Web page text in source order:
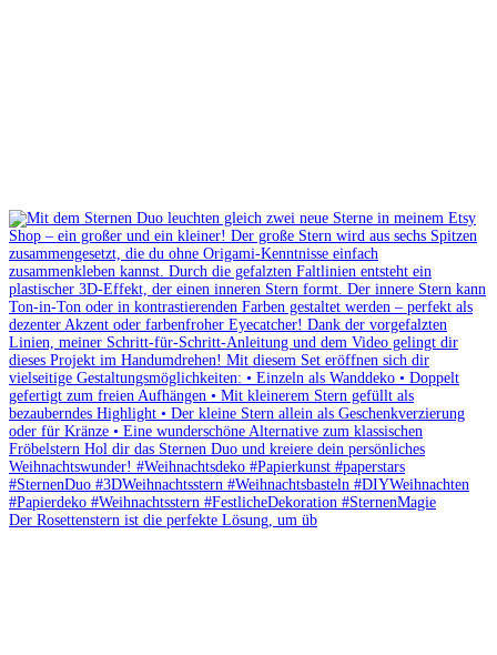
Der Rosettenstern ist die perfekte Lösung, um üb